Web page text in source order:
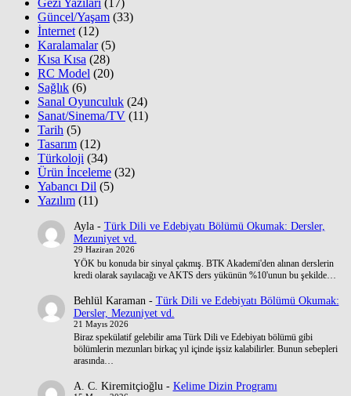
Gezi Yazıları (17)
Güncel/Yaşam (33)
İnternet (12)
Karalamalar(5)
Kısa Kısa (28)
RC Model (20)
Sağlık (6)
Sanal Oyunculuk (24)
Sanat/Sinema/TV (11)
Tarih (5)
Tasarım (12)
Türkoloji (34)
Ürün İnceleme (32)
Yabancı Dil (5)
Yazılım (11)
Ayla- Türk Dili ve Edebiyatı Bölümü Okumak: Dersler,
Mezuniyet vd.
29 Haziran 2026
YÖK bu konuda bir sinyal çakmış. BTK Akademi'den alınan derslerin
kredi olarak sayılacağı ve AKTS ders yükünün %10'unun bu şekilde…
Behlül Karaman - Türk Dili ve Edebiyatı Bölümü Okumak:
Dersler, Mezuniyet vd.
21 Mayıs 2026
Biraz spekülatif gelebilir ama Türk Dili ve Edebiyatı bölümü gibi
bölümlerin mezunları birkaç yıl içinde işsiz kalabilirler. Bunun sebepleri
arasında…
A. C. Kiremitçioğlu- Kelime Dizin Programı